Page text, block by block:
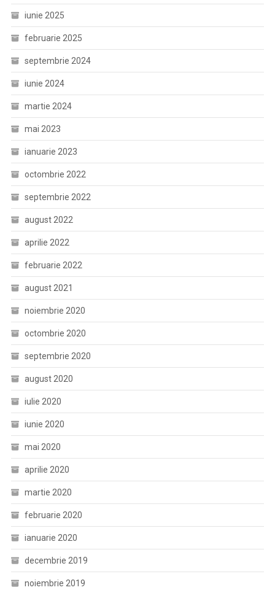
iunie 2025
februarie 2025
septembrie 2024
iunie 2024
martie 2024
mai 2023
ianuarie 2023
octombrie 2022
septembrie 2022
august 2022
aprilie 2022
februarie 2022
august 2021
noiembrie 2020
octombrie 2020
septembrie 2020
august 2020
iulie 2020
iunie 2020
mai 2020
aprilie 2020
martie 2020
februarie 2020
ianuarie 2020
decembrie 2019
noiembrie 2019